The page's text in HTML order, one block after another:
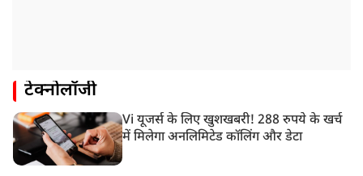
टेक्नोलॉजी
Vi यूजर्स के लिए खुशखबरी! 288 रुपये के खर्च
में मिलेगा अनलिमिटेड कॉलिंग और डेटा